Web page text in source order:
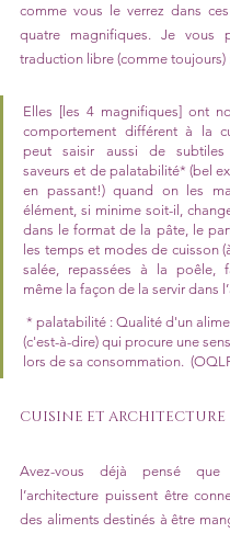
comme vous le verrez dans
quatre magnifiques. Je vous
traduction libre (comme toujours)
Elles [les 4 magnifiques] ont
comportement différent à la
peut saisir aussi de subtiles
saveurs et de palatabilité* (bel
en passant!) quand on les
élément, si minime soit-il,
dans le format de la pâte, le
les temps et modes de cuisson
salée, repassées à la poêle,
même la façon de la servir dans
* palatabilité : Qualité d'un
(c'est-à-dire) qui procure une
lors de sa consommation.
CUISINE ET ARCHITECTURE
Avez-vous déjà pensé
l’architecture puissent être
des aliments destinés à être